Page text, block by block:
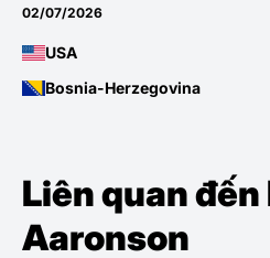
02/07/2026
USA
Bosnia-Herzegovina
Liên quan
Aaronson